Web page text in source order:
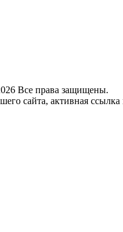
Все права защищены.
сайта, активная